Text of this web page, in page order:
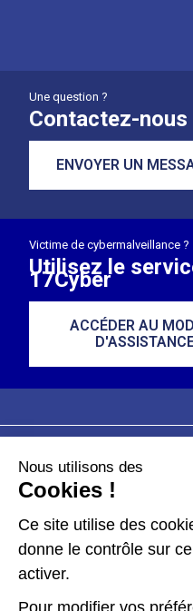
Une question ?
Contactez-nous
ENVOYER UN
Victime de cybermalveillance ?
Utilisez le
17Cyber
ACCÉDER AU
Plan du site
Données
Nous utilisons des
Cookies !
Ce site utilise des
donne le contrôle sur
activer.
Pour modifier vos